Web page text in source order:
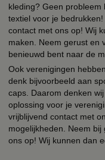
kleding? Geen probleem
textiel voor je
contact met ons op! Wij
maken. Neem gerust en
benieuwd bent naar de
Ook verenigingen
denk bijvoorbeeld aan
caps. Daarom denken
oplossing voor je
vrijblijvend contact met
mogelijkheden. Neem
ons op! Wij kunnen dan